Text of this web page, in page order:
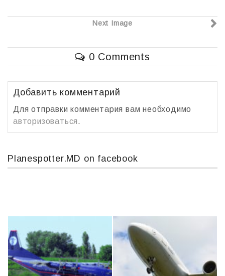
e
o
o
k
er
в
и
т
ь
Next Image
0 Comments
Добавить комментарий
Для отправки комментария вам необходимо
авторизоваться.
Planespotter.MD on facebook